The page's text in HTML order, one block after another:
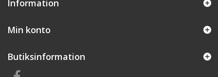
Information
Min konto
Butiksinformation